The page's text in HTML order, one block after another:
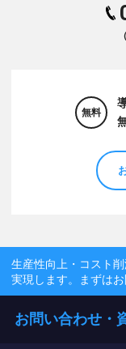
無料
生産性向上・コスト
実現します。まずはお
お問い合わせ・